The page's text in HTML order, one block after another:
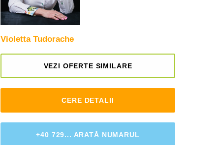
Violetta Tudorache
VEZI OFERTE SIMILARE
CERE DETALII
+40 729... ARATĂ NUMARUL